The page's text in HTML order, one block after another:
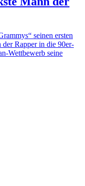
seinen ersten
der Rapper in die 90er-
Wettbewerb seine